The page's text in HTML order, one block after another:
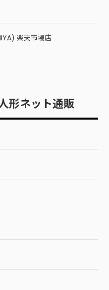
楽天市場店
形ネット通販